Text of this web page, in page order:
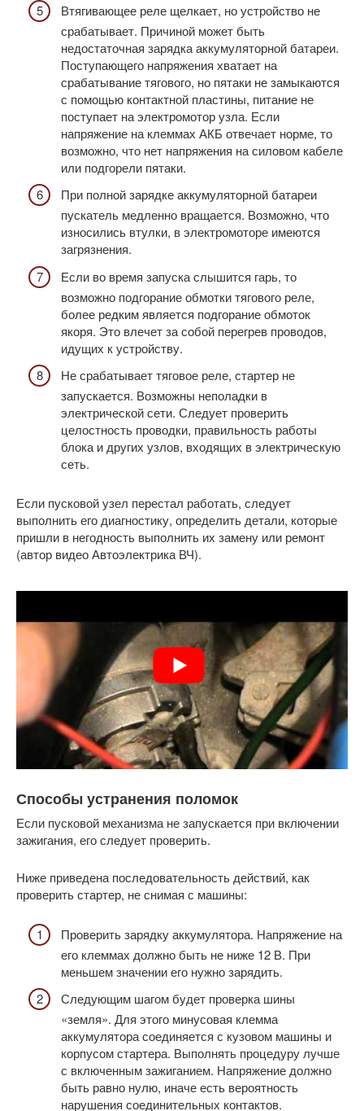
Втягивающее реле щелкает, но устройство не
срабатывает. Причиной может быть
недостаточная зарядка аккумуляторной батареи.
Поступающего напряжения хватает на
срабатывание тягового, но пятаки не замыкаются
с помощью контактной пластины, питание не
поступает на электромотор узла. Если
напряжение на клеммах АКБ отвечает норме, то
возможно, что нет напряжения на силовом кабеле
или подгорели пятаки.
При полной зарядке аккумуляторной батареи
пускатель медленно вращается. Возможно, что
износились втулки, в электромоторе имеются
загрязнения.
Если во время запуска слышится гарь, то
возможно подгорание обмотки тягового реле,
более редким является подгорание обмоток
якоря. Это влечет за собой перегрев проводов,
идущих к устройству.
Не срабатывает тяговое реле, стартер не
запускается. Возможны неполадки в
электрической сети. Следует проверить
целостность проводки, правильность работы
блока и других узлов, входящих в электрическую
сеть.
Если пусковой узел перестал работать, следует
выполнить его диагностику, определить детали, которые
пришли в негодность выполнить их замену или ремонт
(автор видео Автоэлектрика ВЧ).
Способы устранения поломок
Если пусковой механизма не запускается при включении
зажигания, его следует проверить.
Ниже приведена последовательность действий, как
проверить стартер, не снимая с машины:
Проверить зарядку аккумулятора. Напряжение на
его клеммах должно быть не ниже 12 В. При
меньшем значении его нужно зарядить.
Следующим шагом будет проверка шины
«земля». Для этого минусовая клемма
аккумулятора соединяется с кузовом машины и
корпусом стартера. Выполнять процедуру лучше
с включенным зажиганием. Напряжение должно
быть равно нулю, иначе есть вероятность
нарушения соединительных контактов.